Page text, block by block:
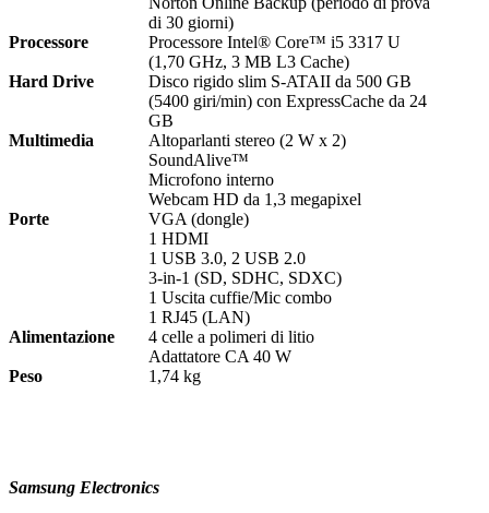
di 30 giorni)
Processore
Processore Intel® Core™ i5 3317 U
(1,70 GHz, 3 MB L3 Cache)
Hard Drive
Disco rigido slim S-ATAII da 500 GB
(5400 giri/min) con ExpressCache da 24
GB
Multimedia
Altoparlanti stereo (2 W x 2)
SoundAlive™
Microfono interno
Webcam HD da 1,3 megapixel
Porte
VGA (dongle)
1 HDMI
1 USB 3.0, 2 USB 2.0
3-in-1 (SD, SDHC, SDXC)
1 Uscita cuffie/Mic combo
1 RJ45 (LAN)
Alimentazione
4 celle a polimeri di litio
Adattatore CA 40 W
Peso
1,74 kg
Samsung Electronics